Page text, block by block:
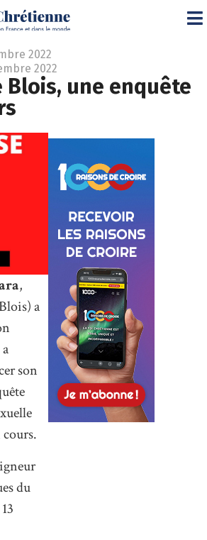
2022
2022
Blois, une enquête
,
a
son
du